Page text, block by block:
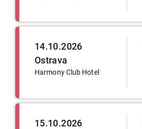
14.10.2026
Ostrava
Harmony Club Hotel
15.10.2026